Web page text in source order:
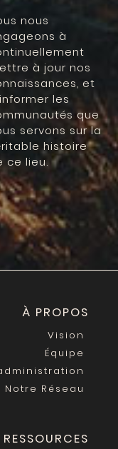
nous
à
à jour nos
et
les
que
servons sur la
histoire
ce lieu.
À PROPOS
Vision
Équipe
Notre Réseau